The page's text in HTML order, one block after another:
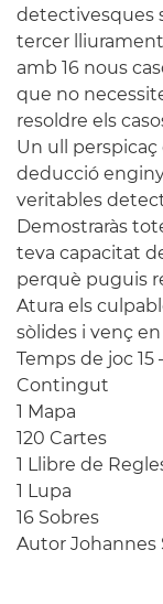
detectivesques
tercer
amb 16 nous
que no
resoldre els
Un ull
deducció
veritables
Demostraràs
teva capacitat
perquè puguis
Atura els
sòlides i venç
Temps de joc 15
Contingut
1 Mapa
120 Cartes
1 Llibre de
1 Lupa
16 Sobres
Autor Johannes